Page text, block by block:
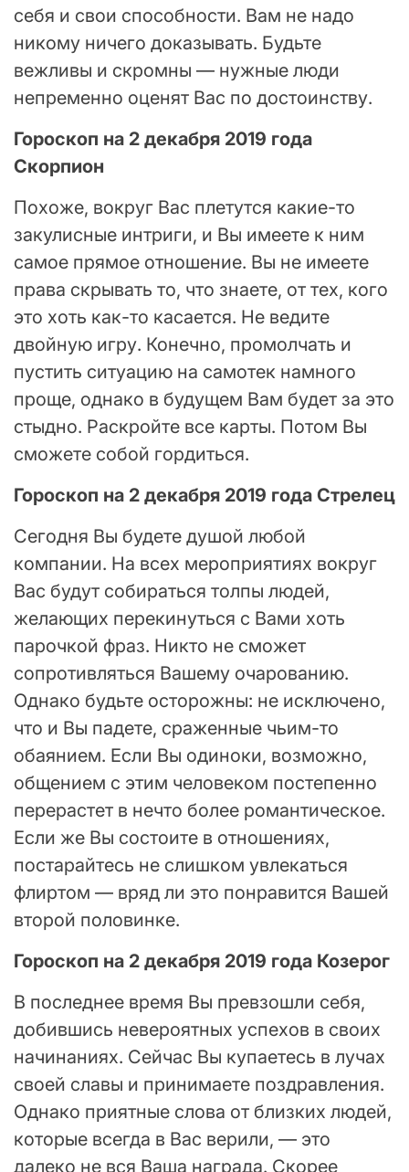
себя и свои способности. Вам не надо
никому ничего доказывать. Будьте
вежливы и скромны — нужные люди
непременно оценят Вас по достоинству.
Гороскоп на 2 декабря 2019 года
Скорпион
Похоже, вокруг Вас плетутся какие-то
закулисные интриги, и Вы имеете к ним
самое прямое отношение. Вы не имеете
права скрывать то, что знаете, от тех, кого
это хоть как-то касается. Не ведите
двойную игру. Конечно, промолчать и
пустить ситуацию на самотек намного
проще, однако в будущем Вам будет за это
стыдно. Раскройте все карты. Потом Вы
сможете собой гордиться.
Гороскоп на 2 декабря 2019 года Стрелец
Сегодня Вы будете душой любой
компании. На всех мероприятиях вокруг
Вас будут собираться толпы людей,
желающих перекинуться с Вами хоть
парочкой фраз. Никто не сможет
сопротивляться Вашему очарованию.
Однако будьте осторожны: не исключено,
что и Вы падете, сраженные чьим-то
обаянием. Если Вы одиноки, возможно,
общением с этим человеком постепенно
перерастет в нечто более романтическое.
Если же Вы состоите в отношениях,
постарайтесь не слишком увлекаться
флиртом — вряд ли это понравится Вашей
второй половинке.
Гороскоп на 2 декабря 2019 года Козерог
В последнее время Вы превзошли себя,
добившись невероятных успехов в своих
начинаниях. Сейчас Вы купаетесь в лучах
своей славы и принимаете поздравления.
Однако приятные слова от близких людей,
которые всегда в Вас верили, — это
далеко не вся Ваша награда. Скорее